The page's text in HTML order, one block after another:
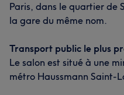
Paris, dans le quartier de
la gare du même nom.
Transport public le plus
Le salon est situé à une
métro Haussmann Saint-